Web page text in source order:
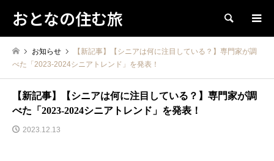
おとなの住む旅 検索
お知らせ
【新記事】【シニアは何に注目している？】専門家が調
べた「2023-2024シニアトレンド」を発表！
【新記事】【シニアは何に注目している？】専門家が調
べた「2023-2024シニアトレンド」を発表！
2023.12.13